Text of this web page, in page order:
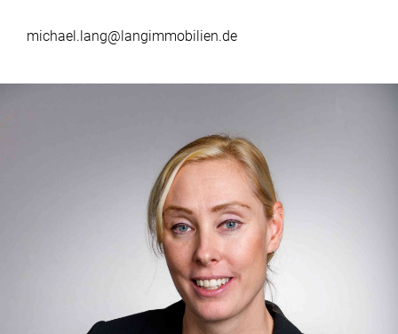
michael.lang@langimmobilien.de